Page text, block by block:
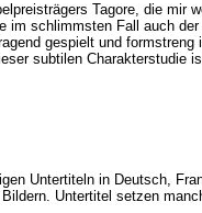
Tagore, die
schlimmsten Fall auch
gespielt und
subtilen Charakterstudie
Untertiteln in Deutsch,
Untertitel setzen